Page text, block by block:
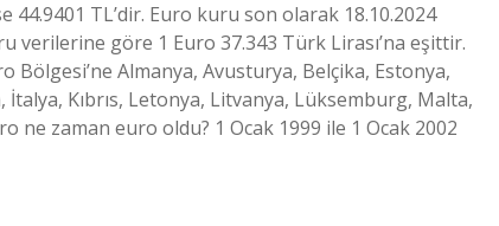
44.9401 TL’dir. Euro kuru son olarak 18.10.2024
verilerine göre 1 Euro 37.343 Türk Lirası’na eşittir.
Almanya, Avusturya, Belçika, Estonya,
Kıbrıs, Letonya, Litvanya, Lüksemburg, Malta,
ne zaman euro oldu? 1 Ocak 1999 ile 1 Ocak 2002